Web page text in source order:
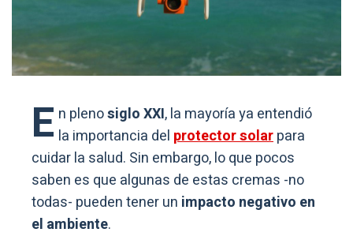
E n plenosiglo XXI, la mayoría ya entendió
la importancia del protector solarpara
cuidar la salud. Sin embargo, lo que pocos
saben es que algunas de estas cremas -no
todas- pueden tener un impacto negativo en
el ambiente.